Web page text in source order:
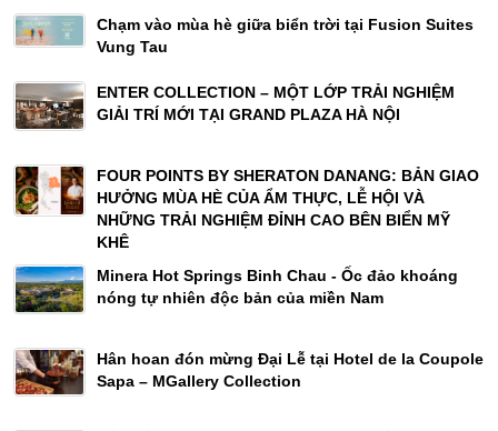
Chạm vào mùa hè giữa biển trời tại Fusion Suites
Vung Tau
ENTER COLLECTION – MỘT LỚP TRẢI NGHIỆM
GIẢI TRÍ MỚI TẠI GRAND PLAZA HÀ NỘI
FOUR POINTS BY SHERATON DANANG: BẢN GIAO
HƯỞNG MÙA HÈ CỦA ẨM THỰC, LỄ HỘI VÀ
NHỮNG TRẢI NGHIỆM ĐỈNH CAO BÊN BIỂN MỸ
KHÊ
Minera Hot Springs Binh Chau - Ốc đảo khoáng
nóng tự nhiên độc bản của miền Nam
Hân hoan đón mừng Đại Lễ tại Hotel de la Coupole
Sapa – MGallery Collection